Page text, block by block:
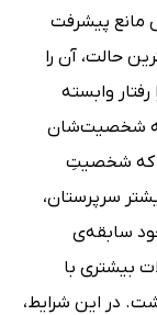
مانع پیشرفت
حالت، آن را
وابسته
که شخصیت‌شان
که شخصیتِ
سرپرستان،
سابقه‌ی
بیشتری با
در این شرایط،